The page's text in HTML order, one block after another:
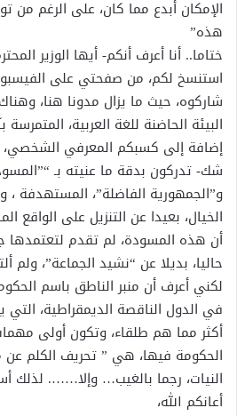
الإمكان أبدع مما كان، على الرغم من
هذه”
ختاما.. أنا أعرف أنكم- أيها الوزير
استنسخ لكم، من صفحتي على
شاركوه، حيث ما يزال مدونا هنا،
البيئة الحاضنة للغة العربية، المتمرسة
إضافة إلى كسبكم المعرفي الشخصي،
شك- تدركون بدقة ما عنيته بـ
و”الجمهورية الفاضلة”، المستهدفة
الخيال، بعيدا عن التنزيل على الواقع
أن هذه المسودة، لم تقدم لتعتمدها
حاليا، بديلا عن “نشيد الجماعة”، ولم
لكني أعرف أن منبر الناطق باسم
في الدول الناقصة الديمقراطية، التي
أكثر مما هم طلقاء، وتكون أولى
الحكومة فيها، هي ” تحريف الكلم عن
النيات، رجما بالغيب… وإلا……. لذلك
أعانكم الله،